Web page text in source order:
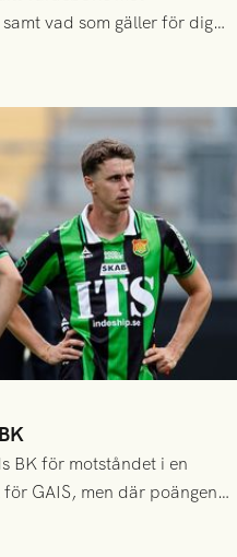
vad som gäller för dig
BK för motståndet i en
GAIS, men där poängen